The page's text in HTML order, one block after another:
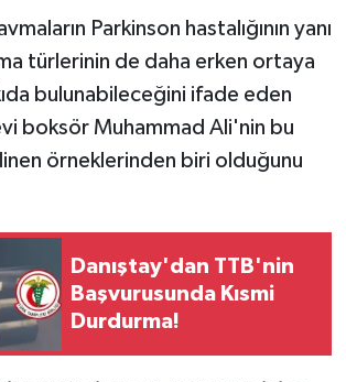
Parkinson hastalığının yanı
türlerinin de daha erken ortaya
bulunabileceğini ifade eden
boksör Muhammad Ali'nin bu
örneklerinden biri olduğunu
Danıştay'dan TTB'nin
Başvurusunda Kısmi
Durdurma!